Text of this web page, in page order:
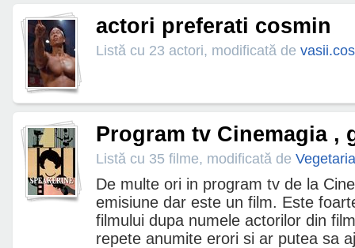
actori preferati cosmin
Listă cu 23 actori, modificată de
Program tv Cinemagia ,
Listă cu 35 filme, modificată de
De multe ori in program tv de la
emisiune dar este un film. Este
filmului dupa numele actorilor din
repete anumite erori si ar putea sa